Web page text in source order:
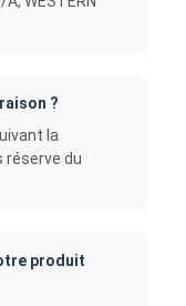
?
la
réserve du
produit